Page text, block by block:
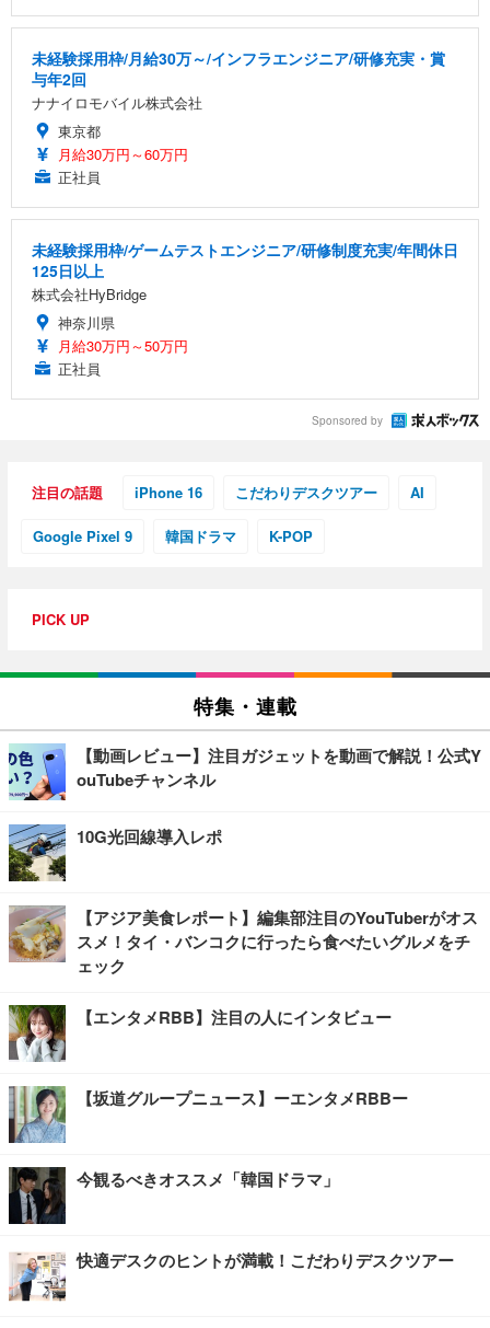
未経験採用枠/月給30万～/インフラエンジニア/研修充実・賞
与年2回
ナナイロモバイル株式会社
東京都
月給30万円～60万円
正社員
未経験採用枠/ゲームテストエンジニア/研修制度充実/年間休日
125日以上
株式会社HyBridge
神奈川県
月給30万円～50万円
正社員
Sponsored by
注目の話題 iPhone 16 こだわりデスクツアー AI
Google Pixel 9 韓国ドラマ K-POP
PICK UP
特集・連載
【動画レビュー】注目ガジェットを動画で解説！公式Y
ouTubeチャンネル
10G光回線導入レポ
【アジア美食レポート】編集部注目のYouTuberがオス
スメ！タイ・バンコクに行ったら食べたいグルメをチ
ェック
【エンタメRBB】注目の人にインタビュー
【坂道グループニュース】ーエンタメRBBー
今観るべきオススメ「韓国ドラマ」
快適デスクのヒントが満載！こだわりデスクツアー